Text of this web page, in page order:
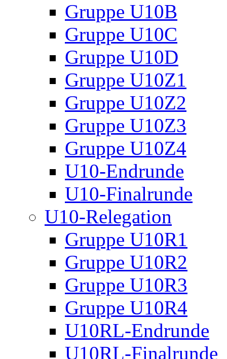
Gruppe U10B
Gruppe U10C
Gruppe U10D
Gruppe U10Z1
Gruppe U10Z2
Gruppe U10Z3
Gruppe U10Z4
U10-Endrunde
U10-Finalrunde
U10-Relegation
Gruppe U10R1
Gruppe U10R2
Gruppe U10R3
Gruppe U10R4
U10RL-Endrunde
U10RL-Finalrunde